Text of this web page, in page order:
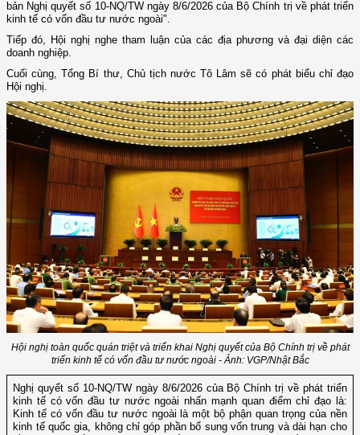
bản Nghị quyết số 10-NQ/TW ngày 8/6/2026 của Bộ Chính trị về phát triển
kinh tế có vốn đầu tư nước ngoài".
Tiếp đó, Hội nghị nghe tham luận của các địa phương và đại diện các
doanh nghiệp.
Cuối cùng, Tổng Bí thư, Chủ tịch nước Tô Lâm sẽ có phát biểu chỉ đạo
Hội nghị.
Hội nghị toàn quốc quán triệt và triển khai Nghị quyết của Bộ Chính trị về phát
triển kinh tế có vốn đầu tư nước ngoài - Ảnh: VGP/Nhật Bắc
Nghị quyết số 10-NQ/TW ngày 8/6/2026 của Bộ Chính trị về phát triển
kinh tế có vốn đầu tư nước ngoài nhấn mạnh quan điểm chỉ đạo là:
Kinh tế có vốn đầu tư nước ngoài là một bộ phận quan trọng của nền
kinh tế quốc gia, không chỉ góp phần bổ sung vốn trung và dài hạn cho